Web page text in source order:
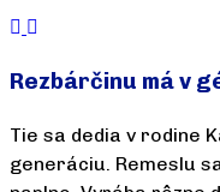
Rezbárčinu má v
Tie sa dedia v rodine
generáciu. Remeslu